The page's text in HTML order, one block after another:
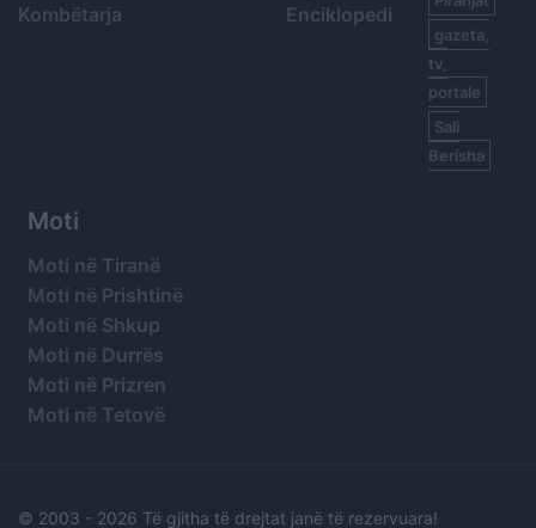
Kombëtarja
Enciklopedi
gazeta,
tv,
portale
Sali
Berisha
Moti
Moti në Tiranë
Moti në Prishtinë
Moti në Shkup
Moti në Durrës
Moti në Prizren
Moti në Tetovë
© 2003 - 2026 Të gjitha të drejtat janë të rezervuara!